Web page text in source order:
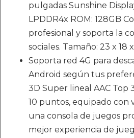
pulgadas Sunshine
LPDDR4x ROM: 128GB
profesional y soporta la
sociales. Tamaño: 23 x 18
Soporta red 4G para
Android según tus
3D Super lineal AAC Top
10 puntos, equipado con
una consola de juegos
mejor experiencia de